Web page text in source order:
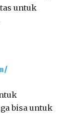
untuk
bisa untuk